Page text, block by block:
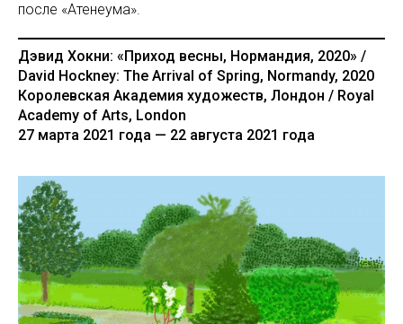
после «Атенеума».
Дэвид Хокни: «Приход весны, Нормандия, 2020» /
David Hockney: The Arrival of Spring, Normandy, 2020
Королевская Академия художеств, Лондон / Royal
Academy of Arts, London
27 марта 2021 года — 22 августа 2021 года